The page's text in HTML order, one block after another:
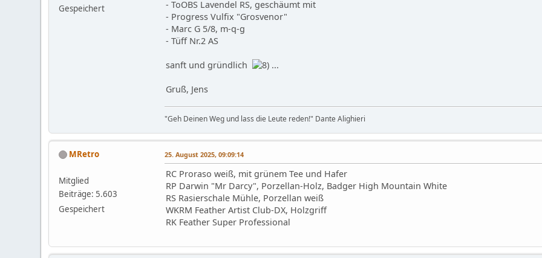
Gespeichert
- ToOBS Lavendel RS, geschäumt mit
- Progress Vulfix "Grosvenor"
- Marc G 5/8, m-q-g
- Tüff Nr.2 AS
sanft und gründlich ...
Gruß, Jens
"Geh Deinen Weg und lass die Leute reden!" Dante Alighieri
MRetro
Mitglied
Beiträge: 5.603
Gespeichert
25. August 2025, 09:09:14
RC Proraso weiß, mit grünem Tee und Hafer
RP Darwin "Mr Darcy", Porzellan-Holz, Badger High Mountain White
RS Rasierschale Mühle, Porzellan weiß
WKRM Feather Artist Club-DX, Holzgriff
RK Feather Super Professional